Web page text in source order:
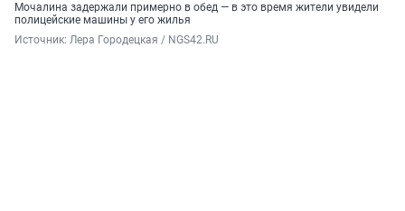
Мочалина задержали примерно в обед — в это время жители увидели
полицейские машины у его жилья
Источник: Лера Городецкая / NGS42.RU